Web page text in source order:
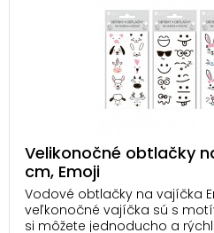
Velikonočné obtlačky
cm, Emoji
Vodové obtlačky na vajíčka
veľkonočné vajíčka sú s
si môžete jednoducho a